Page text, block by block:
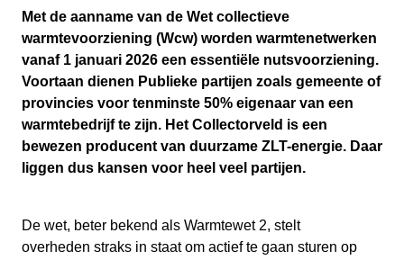
Met de aanname van de Wet collectieve
warmtevoorziening (Wcw) worden warmtenetwerken
vanaf 1 januari 2026 een essentiële nutsvoorziening.
Voortaan dienen Publieke partijen zoals gemeente of
provincies voor tenminste 50% eigenaar van een
warmtebedrijf te zijn. Het Collectorveld is een
bewezen producent van duurzame ZLT-energie. Daar
liggen dus kansen voor heel veel partijen.
De wet, beter bekend als Warmtewet 2, stelt
overheden straks in staat om actief te gaan sturen op